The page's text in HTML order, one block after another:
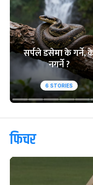
सर्पले डसेमा के गर्ने,
नगर्ने ?
6 STORIES
फिचर